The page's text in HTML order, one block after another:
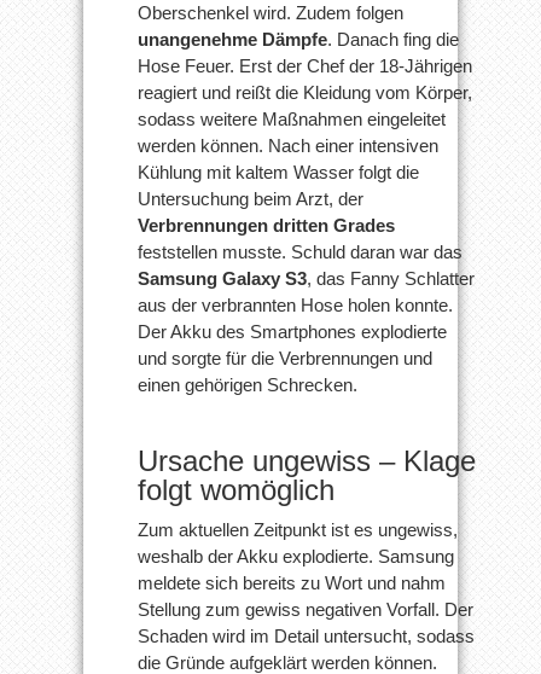
Oberschenkel wird. Zudem folgen
unangenehme Dämpfe. Danach fing die
Hose Feuer. Erst der Chef der 18-Jährigen
reagiert und reißt die Kleidung vom Körper,
sodass weitere Maßnahmen eingeleitet
werden können. Nach einer intensiven
Kühlung mit kaltem Wasser folgt die
Untersuchung beim Arzt, der
Verbrennungen dritten Grades
feststellen musste. Schuld daran war das
Samsung Galaxy S3, das Fanny Schlatter
aus der verbrannten Hose holen konnte.
Der Akku des Smartphones explodierte
und sorgte für die Verbrennungen und
einen gehörigen Schrecken.
Ursache ungewiss – Klage
folgt womöglich
Zum aktuellen Zeitpunkt ist es ungewiss,
weshalb der Akku explodierte. Samsung
meldete sich bereits zu Wort und nahm
Stellung zum gewiss negativen Vorfall. Der
Schaden wird im Detail untersucht, sodass
die Gründe aufgeklärt werden können.